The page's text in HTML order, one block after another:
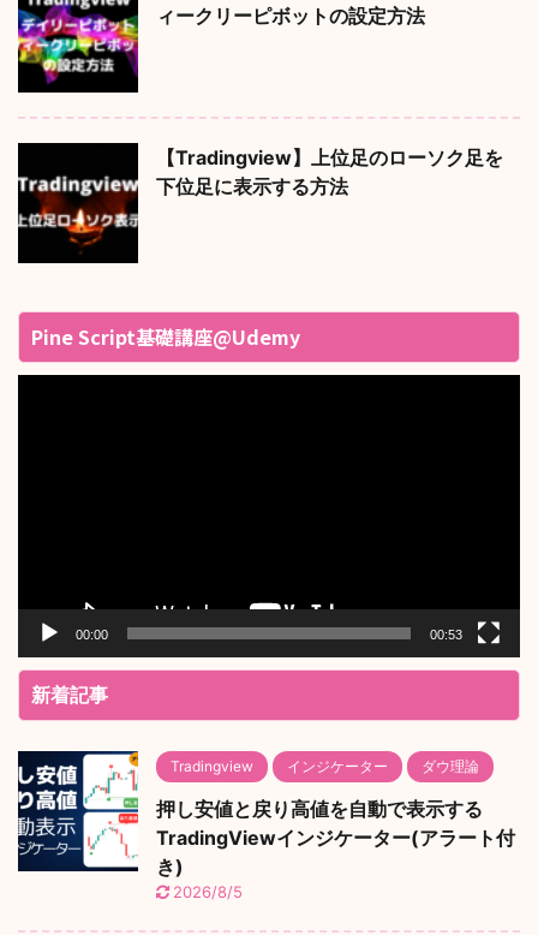
ィークリーピボットの設定方法
【Tradingview】上位足のローソク足を
下位足に表示する方法
Pine Script基礎講座@Udemy
00:00 00:53
新着記事
Tradingview インジケーター ダウ理論
押し安値と戻り高値を自動で表示する
TradingViewインジケーター(アラート付
き)
2026/8/5